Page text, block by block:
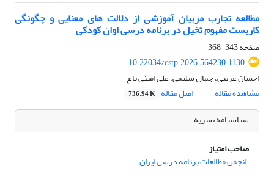
مطالعه تجارب مربیان آموزشی از دلالت های معنایی و چگونگی
کاربست مفهوم تخیل در برنامه درسی اوان کودکی
صفحه343-368
10.22034/cstp.2026.564230.1130
احسان غریبی، جمال سلیمی، علی امینی باغ
مشاهده مقاله
اصل مقاله 736.94 K
شناسنامه نشریه
صاحب امتیاز
انجمن مطالعات برنامه درسی ایران